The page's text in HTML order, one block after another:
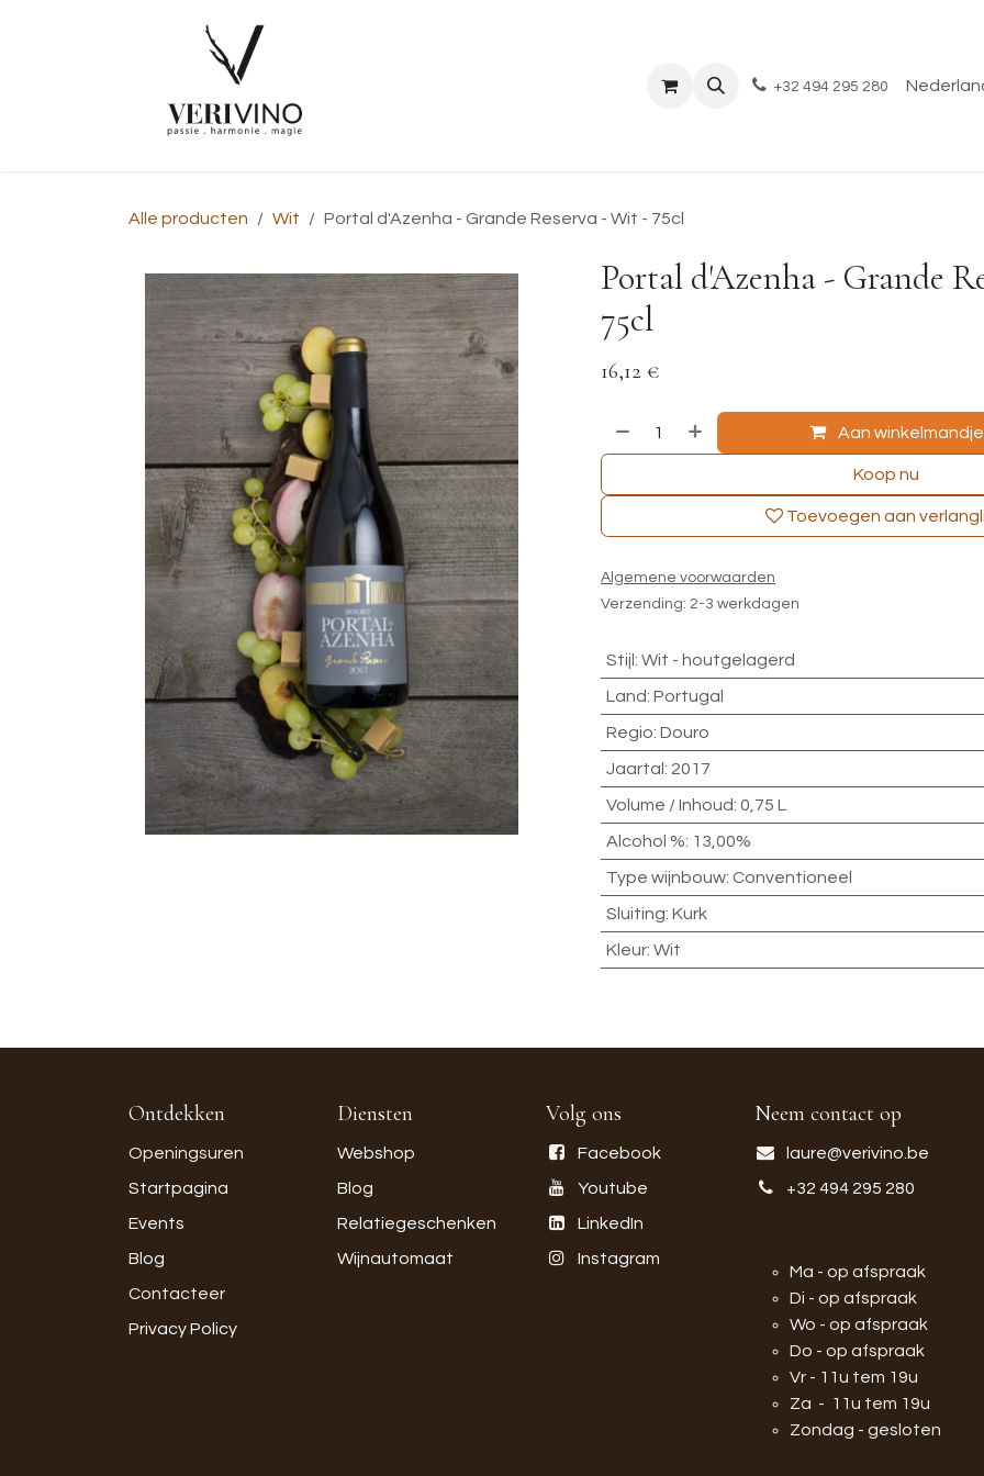
Evenementen Over ons Blog
+32 494 295 280
Alle producten Wit Portal d'Azenha - Grande Reserva - Wit - 75cl
Portal d'Azenha - Grande
75cl
16,12 €
Aan
Koop nu
Toevoegen aan
Algemene voorwaarden
Verzending: 2-3 werkdagen
Stijl : Wit - houtgelagerd
Land: Portugal
Regio: Douro
Jaartal : 2017
Volume / Inhoud: 0,75 L
Alcohol %: 13,00%
Type wijnbouw: Conventioneel
Sluiting: Kurk
Kleur: Wit
Ontdekken
Openingsuren
Startpagina
Events
Blog
Contacteer
Privacy Policy
Diensten
Webshop
Blog
Relatiegeschenken
Wijnautomaat
Volg ons
Facebook
Youtube
LinkedIn
Instagram
Neem contact op
laure@verivino.be
+32 494 295 280
Ma - op afspraak
Di - op afspraak
Wo - op afspraak
Do - op afspraak
Vr - 11u tem 19u
Za - 11u tem 19u
Zondag - gesloten